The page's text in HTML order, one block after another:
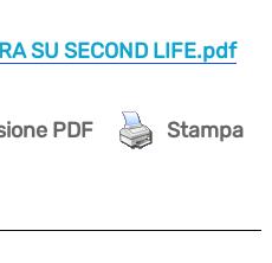
SU SECOND LIFE.pdf
PDF Stampa